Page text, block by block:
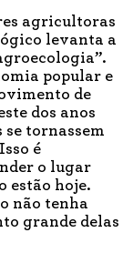
agricultoras
levanta a
popular e
de
dos anos
se tornassem
é
o lugar
estão hoje.
não tenha
grande delas